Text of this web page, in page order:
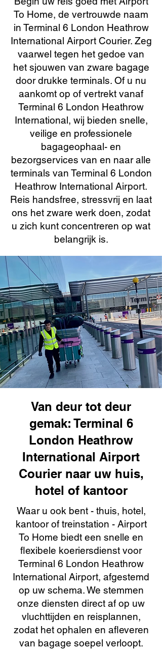
To Home, de vertrouwde naam
in Terminal 6 London Heathrow
International Airport Courier. Zeg
vaarwel tegen het gedoe van
het sjouwen van zware bagage
door drukke terminals. Of u nu
aankomt op of vertrekt vanaf
Terminal 6 London Heathrow
International, wij bieden snelle,
veilige en professionele
bagageophaal- en
bezorgservices van en naar alle
terminals van Terminal 6 London
Heathrow International Airport.
Reis handsfree, stressvrij en laat
ons het zware werk doen, zodat
u zich kunt concentreren op wat
belangrijk is.
Van deur tot deur
gemak: Terminal 6
London Heathrow
International Airport
Courier naar uw huis,
hotel of kantoor
Waar u ook bent - thuis, hotel,
kantoor of treinstation - Airport
To Home biedt een snelle en
flexibele koeriersdienst voor
Terminal 6 London Heathrow
International Airport, afgestemd
op uw schema. We stemmen
onze diensten direct af op uw
vluchttijden en reisplannen,
zodat het ophalen en afleveren
van bagage soepel verloopt.